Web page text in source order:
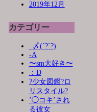
2019年12月
カテゴリー
_〆(´?`?)
-A
〜sm大好き〜
：D
?少女図鑑?ロ
リスタイル?
’◯コキ’され
る彼女